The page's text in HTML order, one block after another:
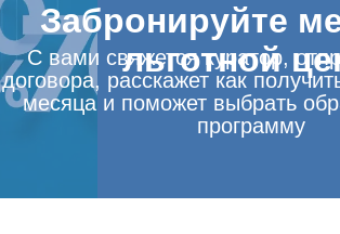
Забронируйте
льготной
С вами свяжется куратор,
договора, расскажет как
месяца и поможет выбрать
программу